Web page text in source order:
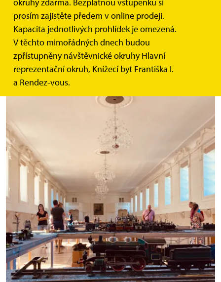
prosím zajistěte předem v online prodeji.
Kapacita jednotlivých prohlídek je omezená.
V těchto mimořádných dnech budou
zpřístupněny návštěvnické okruhy Hlavní
reprezentační okruh, Knížecí byt Františka I.
a Rendez-vous.
Adventní Parní jízdárna na zámku
Valtice